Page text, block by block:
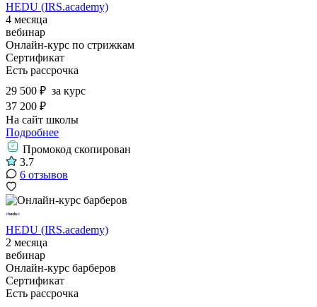
HEDU (IRS.academy)
4 месяца
вебинар
Онлайн-курс по стрижкам
Сертификат
Есть рассрочка
29 500 ₽ за курс
37 200 ₽
На сайт школы
Подробнее
Промокод скопирован
3.7
6 отзывов
HEDU (IRS.academy)
2 месяца
вебинар
Онлайн-курс барберов
Сертификат
Есть рассрочка